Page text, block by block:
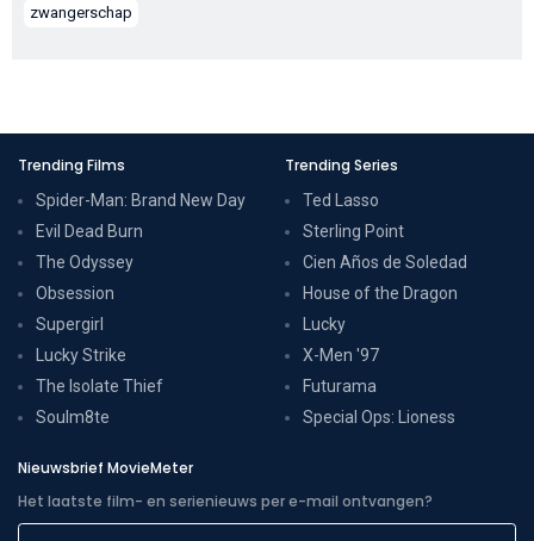
zwangerschap
Trending Films
Spider-Man: Brand New Day
Evil Dead Burn
The Odyssey
Obsession
Supergirl
Lucky Strike
The Isolate Thief
Soulm8te
Trending Series
Ted Lasso
Sterling Point
Cien Años de Soledad
House of the Dragon
Lucky
X-Men '97
Futurama
Special Ops: Lioness
Nieuwsbrief MovieMeter
Het laatste film- en serienieuws per e-mail ontvangen?